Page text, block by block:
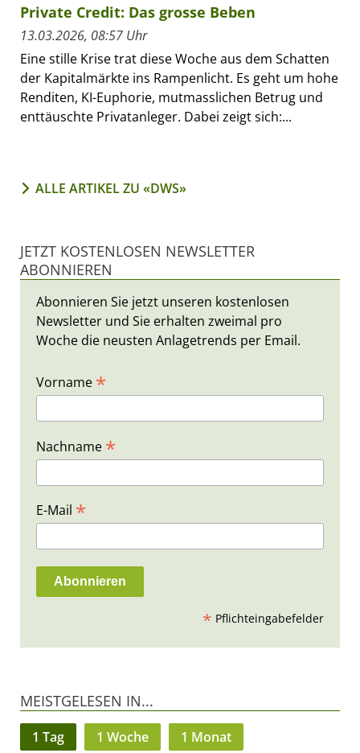
Private Credit: Das grosse Beben
13.03.2026, 08:57 Uhr
Eine stille Krise trat diese Woche aus dem Schatten
der Kapitalmärkte ins Rampenlicht. Es geht um hohe
Renditen, KI-Euphorie, mutmasslichen Betrug und
enttäuschte Privatanleger. Dabei zeigt sich:...
ALLE ARTIKEL ZU «DWS»
JETZT KOSTENLOSEN NEWSLETTER
ABONNIEREN
Abonnieren Sie jetzt unseren kostenlosen
Newsletter und Sie erhalten zweimal pro
Woche die neusten Anlagetrends per Email.
Vorname *
Nachname *
E-Mail *
* Pflichteingabefelder
MEISTGELESEN IN...
1 Tag 1 Woche 1 Monat